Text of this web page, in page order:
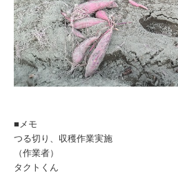
■メモ
つる切り、収穫作業実施
（作業者）
タクトくん